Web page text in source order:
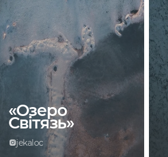
«Озеро
Світязь»
jekaloc